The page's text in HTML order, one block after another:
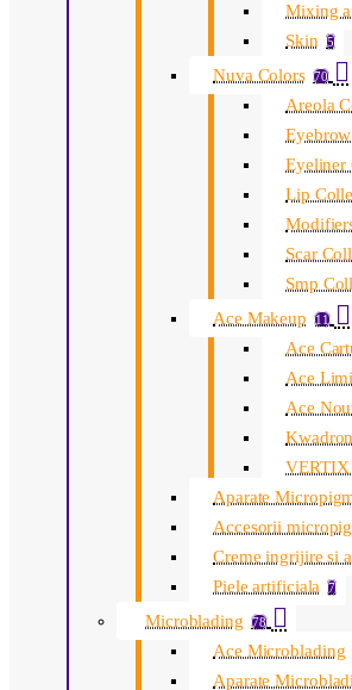
Mixing
Skin 5
Nuva Colors 70
Areola
Eyeliner
Lip
Scar
Smp
Ace Makeup 11
Ace
Ace
Ace
VERTIX
Aparate
Accesorii
Creme ingrijire si
Piele artificiala 7
Microblading 78
Ace Microblading
Aparate